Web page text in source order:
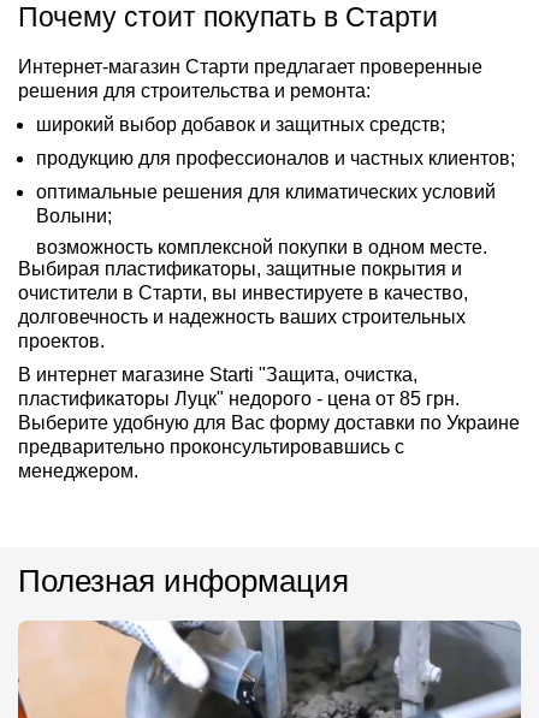
Почему стоит покупать в Старти
Интернет-магазин Старти предлагает проверенные
решения для строительства и ремонта:
широкий выбор добавок и защитных средств;
продукцию для профессионалов и частных клиентов;
оптимальные решения для климатических условий
Волыни;
возможность комплексной покупки в одном месте.
Выбирая пластификаторы, защитные покрытия и
очистители в Старти, вы инвестируете в качество,
долговечность и надежность ваших строительных
проектов.
В интернет магазине Starti "Защита, очистка,
пластификаторы Луцк" недорого - цена от 85 грн.
Выберите удобную для Вас форму доставки по Украине
предварительно проконсультировавшись с
менеджером.
Полезная информация